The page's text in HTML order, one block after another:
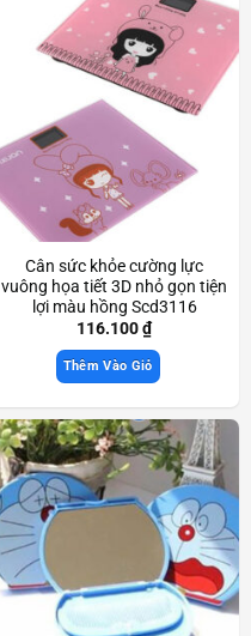
Cân sức khỏe cường lực
vuông họa tiết 3D nhỏ gọn tiện
lợi màu hồng Scd3116
116.100₫
Thêm Vào Giỏ